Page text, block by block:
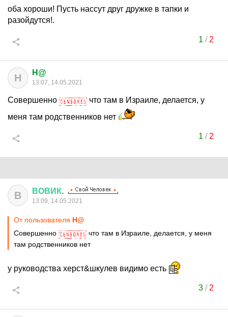
оба хороши! Пусть нассут друг дружке в тапки и
разойдутся!.
1 / 2
H H@
13:07, 14.05.2021
Совершенно
что там в Израиле, делается, у
меня там родственников нет
1 / 2
В ВОВИК.
13:09, 14.05.2021
От пользователя H@
Совершенно
что там в Израиле, делается, у меня
там родственников нет
у руководства херст&шкулев видимо есть
3/ 2